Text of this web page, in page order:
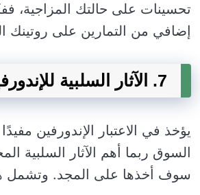
تحسينات على حالتك المزاجية،
إضافي من التمارين على روتينك
7. الآثار السلبية للإندورفين
يؤخذ في الاعتبار الإندورفين
السوق ربما أهم الآثار السلبية
سوف أخذها على المجد. وتشمل